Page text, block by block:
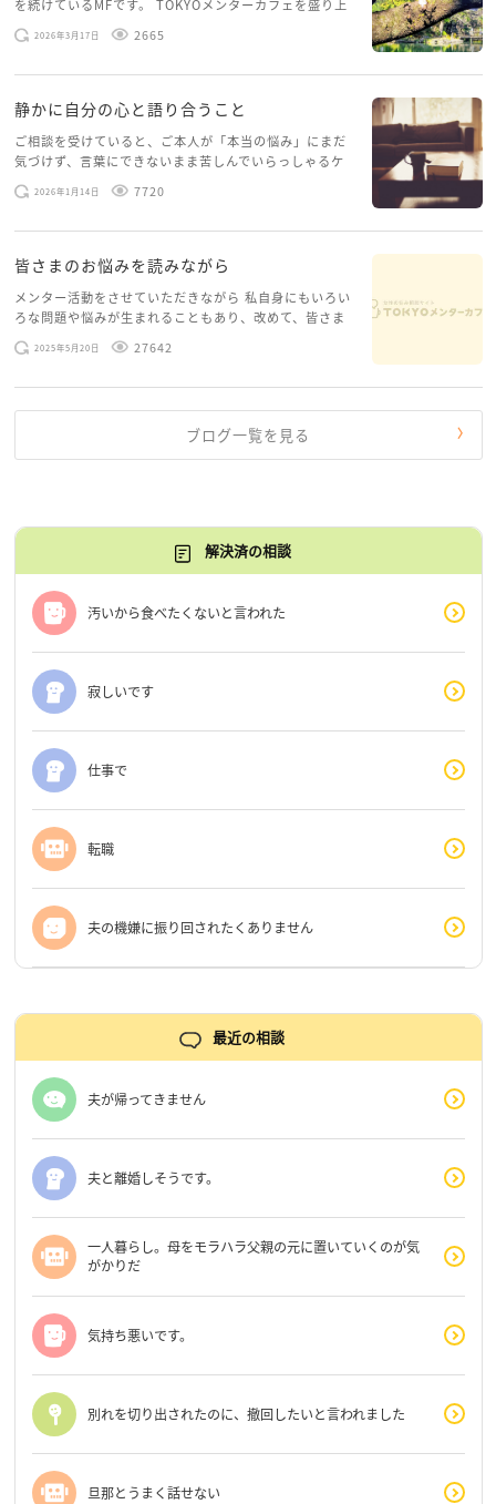
を続けているMFです。 TOKYOメンターカフェを盛り上
げたいという想いから、勇気を出して初めてブログを投
稿してみようと思います。少し自分のことを書いてみま
2026年3月17日 2665
静かに自分の心と語り合うこと
ご相談を受けていると、ご本人が「本当の悩み」にまだ
気づけず、言葉にできないまま苦しんでいらっしゃるケ
ースがありますお悩みというのは、心の深いところ（深
層心理）に触れることで、まったく違う角度から解決の
2026年1月14日 7720
皆さまのお悩みを読みながら
メンター活動をさせていただきながら 私自身にもいろい
ろな問題や悩みが生まれることもあり、改めて、皆さま
のお悩みを読みながら 「みんな、もがいてる。わたし
だけじゃないんだな」と、逆に励まされるような日々で
2025年5月20日 27642
ブログ一覧を見る
解決済の相談
汚いから食べたくないと言われた
寂しいです
仕事で
転職
夫の機嫌に振り回されたくありません
最近の相談
夫が帰ってきません
夫と離婚しそうです。
一人暮らし。母をモラハラ父親の元に置いていくのが気
がかりだ
気持ち悪いです。
別れを切り出されたのに、撤回したいと言われました
旦那とうまく話せない